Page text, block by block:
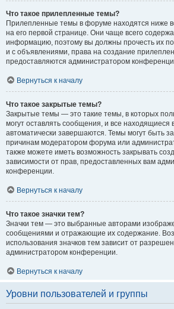
Что такое прилепленные темы?
Прилепленные темы в форуме находятся ниже
на его первой странице. Они чаще всего
информацию, поэтому вы должны прочесть их по
и с объявлениями, права на создание
предоставляются администратором
Вернуться к началу
Что такое закрытые темы?
Закрытые темы — это такие темы, в которых
могут оставлять сообщения, и все находящиеся
автоматически завершаются. Темы могут быть
причинам модератором форума или
также можете иметь возможность закрывать
зависимости от прав, предоставленных вам
конференции.
Вернуться к началу
Что такое значки тем?
Значки тем — это выбранные авторами
сообщениями и отражающие их содержание.
использования значков тем зависит от
администратором конференции.
Вернуться к началу
Уровни пользователей и группы